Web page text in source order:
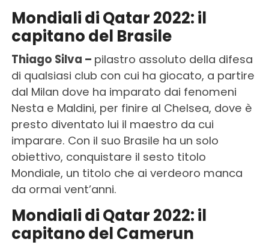
Mondiali di Qatar 2022: il
capitano del Brasile
Thiago Silva – pilastro assoluto della difesa
di qualsiasi club con cui ha giocato, a partire
dal Milan dove ha imparato dai fenomeni
Nesta e Maldini, per finire al Chelsea, dove è
presto diventato lui il maestro da cui
imparare. Con il suo Brasile ha un solo
obiettivo, conquistare il sesto titolo
Mondiale, un titolo che ai verdeoro manca
da ormai vent’anni.
Mondiali di Qatar 2022: il
capitano del Camerun